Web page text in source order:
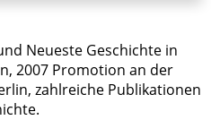
Neueste Geschichte in
2007 Promotion an der
zahlreiche Publikationen